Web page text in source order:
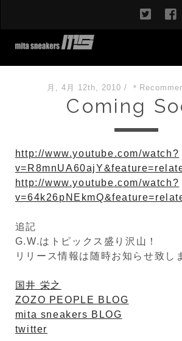
月, 4月 12th, 2010 / ＊
Coming
http://www.youtube.com/watch?
http://www.youtube.com/watch?
追記
G.W.はトピックス盛り沢山！
リリース情報は随時お知らせ致し
国井 栄之
ZOZO PEOPLE BLOG
mita sneakers BLOG
twitter